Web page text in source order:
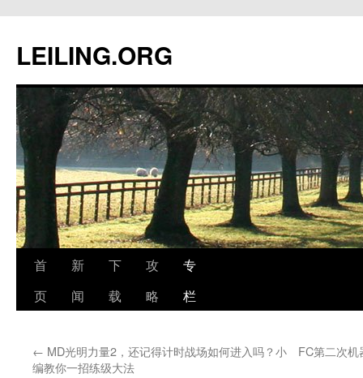
文
LEILING.ORG
首
页
新
闻
下
载
攻
略
专
栏
← MD光明力量2，还记得计时战场如何进入吗？小
编教你一招练级大法
FC第二次